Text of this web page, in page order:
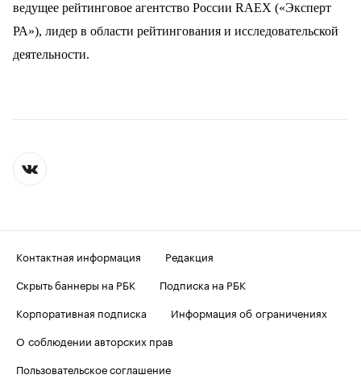
ведущее рейтинговое агентство России RAEX («Эксперт
РА»), лидер в области рейтингования и исследовательской
деятельности.
Контактная информация
Редакция
Скрыть баннеры на РБК
Подписка на РБК
Корпоративная подписка
Информация об ограничениях
О соблюдении авторских прав
Пользовательское соглашение